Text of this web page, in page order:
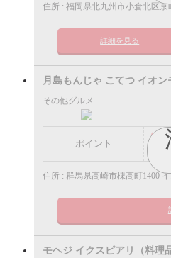
住所 : 福岡県北九州市小倉北区京
詳細を見る
月島もんじゃ こてつ イオン
その他グルメ
ポイント
謝
イン
住所 : 群馬県高崎市棟高町1400
モヘジ イクスピアリ（料理